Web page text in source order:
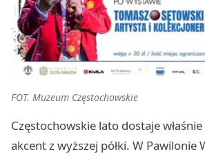
FOT. Muzeum Częstochowskie
Częstochowskie lato dostaje
akcent z wyższej półki. W Pawilonie